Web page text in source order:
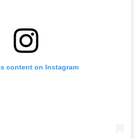
content on Instagram